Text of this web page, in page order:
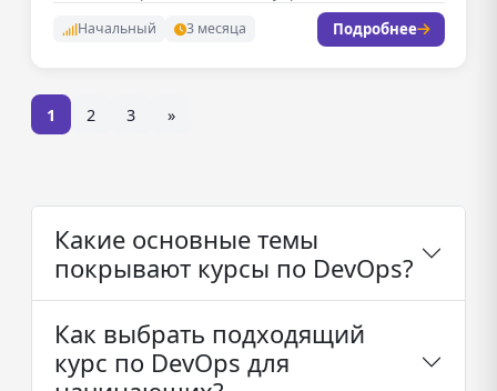
Начальный 3 месяца Подробнее
1 2 3 »
Какие основные темы
покрывают курсы по DevOps?
Как выбрать подходящий
курс по DevOps для